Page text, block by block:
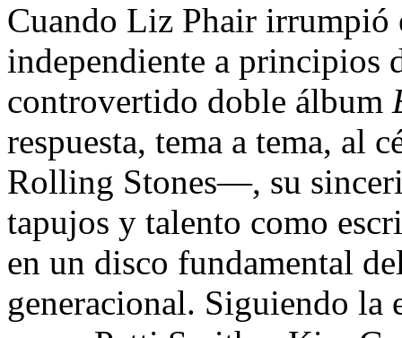
Cuando Liz Phair irrumpió
independiente a principios
controvertido doble álbum
respuesta, tema a tema, al
Rolling Stones—, su
tapujos y talento como
en un disco fundamental
generacional. Siguiendo la